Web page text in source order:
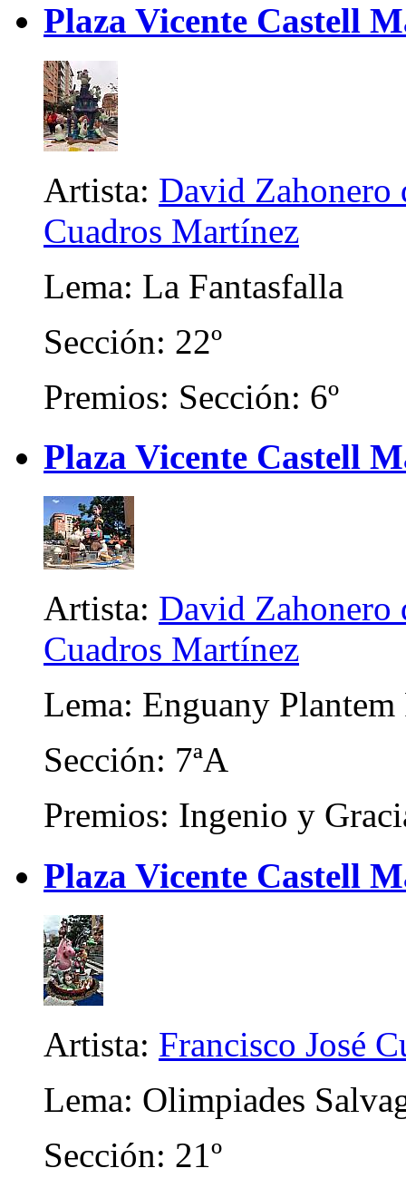
Plaza Vicente Castell
Artista: David Zahonero
Cuadros Martínez
Lema: La Fantasfalla
Sección: 22º
Premios: Sección: 6º
Plaza Vicente Castell
Artista: David Zahonero
Cuadros Martínez
Lema: Enguany Plantem
Sección: 7ªA
Premios: Ingenio y
Plaza Vicente Castell
Artista: Francisco José
Lema: Olimpiades
Sección: 21º